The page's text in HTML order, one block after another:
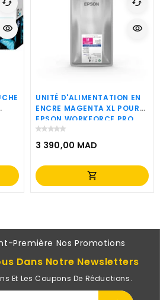
cached
visibility
UNITÉ D'ALIMENTATION EN
ENCRE MAGENTA XL POUR
EPSON WORKFORCE PRO
WF-C87XR (C13T05A30N)
3 390,00 MAD
Prix
shopping_cart
cached
visibility
Première Nos Promotions
Dans Notre Newsletters
Et Les Coupons De Réductions.